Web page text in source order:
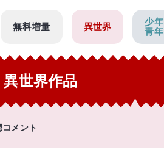
無料増量 異世界
少年
青年
異世界作品
メント